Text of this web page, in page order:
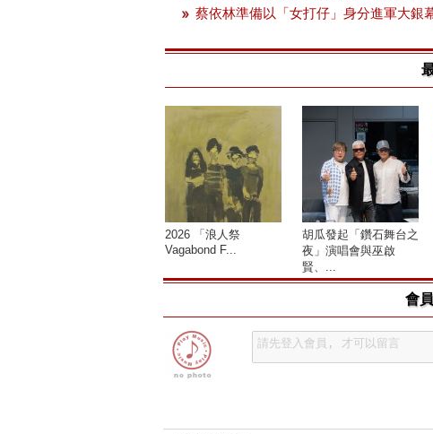
蔡依林準備以「女打仔」身分進軍大銀
2026 「浪人祭
Vagabond F...
胡瓜發起「鑽石舞台之
夜」演唱會與巫啟
賢、...
會